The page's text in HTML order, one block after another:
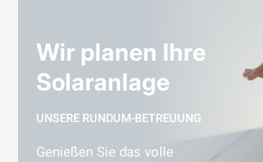
Wir planen Ihre
Solaranlage
UNSERE RUNDUM-BETREUUNG
Genießen Sie das volle